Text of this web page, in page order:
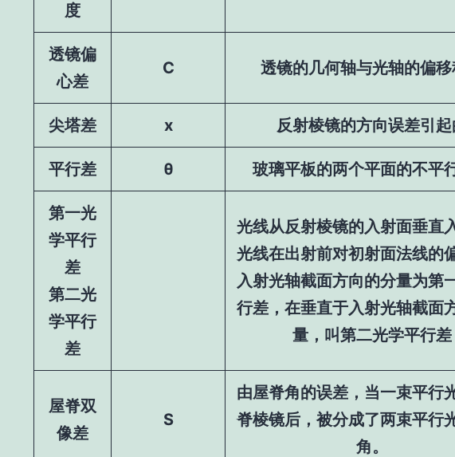
度
透镜偏
心差
C 透镜的几何轴与光轴的偏
尖塔差 x 反射棱镜的方向误差引
平行差 θ 玻璃平板的两个平面的不平
第一光
学平行
差
第二光
学平行
差
光线从反射棱镜的入射面垂直
光线在出射前对初射面法线的
入射光轴截面方向的分量为第
行差，在垂直于入射光轴截面
量，叫第二光学平行差
屋脊双
像差
S
由屋脊角的误差，当一束平行
脊棱镜后，被分成了两束平行
角。